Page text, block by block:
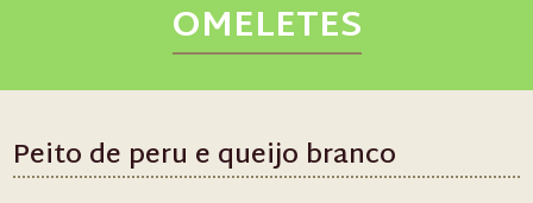
OMELETES
Peito de peru e queijo branco